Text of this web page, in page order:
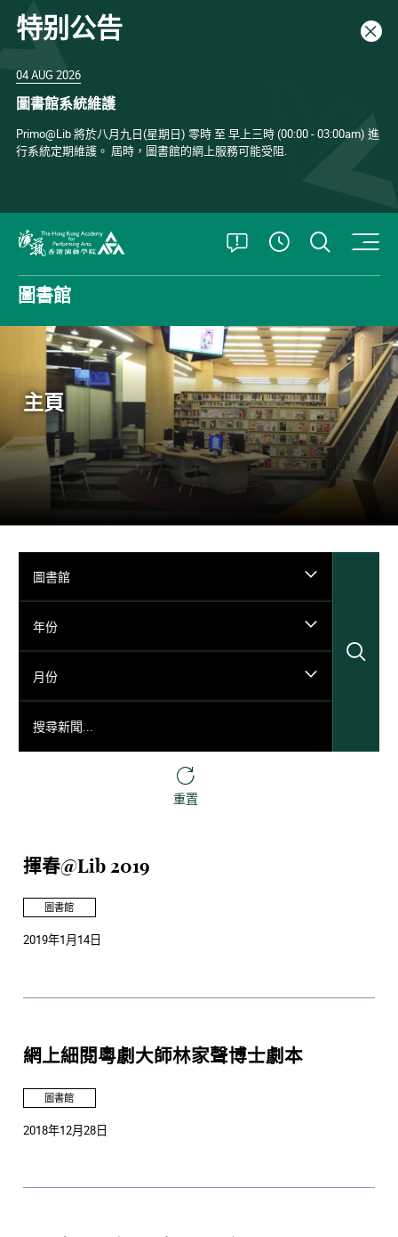
特别公告 關閉
04 AUG 2026
圖書館系統維護
Primo@Lib 將於八月九日(星期日) 零時 至 早上三時 (00:00 - 03:00am) 進
行系統定期維護。 屆時，圖書館的網上服務可能受阻.
打開特別公告
查看開放時
打開
圖書館
主頁
圖書館
年份
月份
重置
揮春@Lib 2019
圖書館
2019年1月14日
網上細閱粵劇大師林家聲博士劇本
圖書館
2018年12月28日